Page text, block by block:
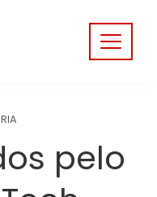
pelo